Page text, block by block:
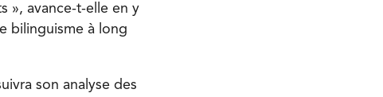
», avance-t-elle en y
bilinguisme à long
son analyse des